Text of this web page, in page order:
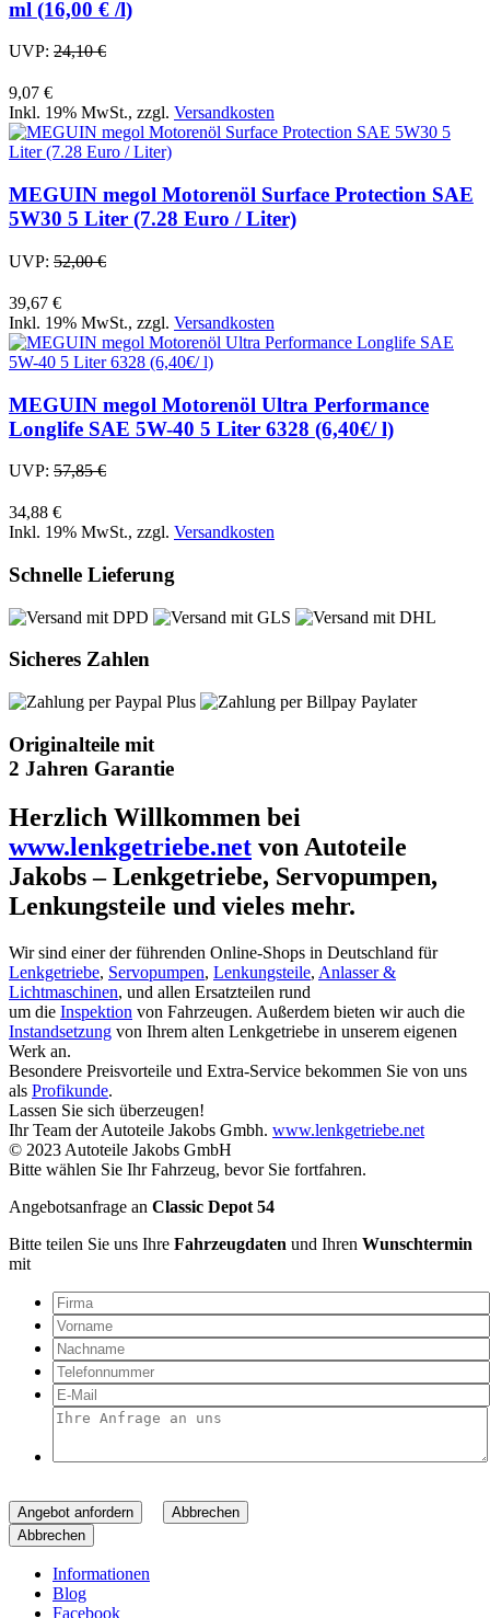
ml (16,00 € /l)
UVP: 24,10 €
9,07 €
Inkl. 19% MwSt., zzgl. Versandkosten
MEGUIN megol Motorenöl Surface Protection SAE
5W30 5 Liter (7.28 Euro / Liter)
UVP: 52,00 €
39,67 €
Inkl. 19% MwSt., zzgl. Versandkosten
MEGUIN megol Motorenöl Ultra Performance
Longlife SAE 5W-40 5 Liter 6328 (6,40€/ l)
UVP: 57,85 €
34,88 €
Inkl. 19% MwSt., zzgl. Versandkosten
Schnelle Lieferung
Sicheres Zahlen
Originalteile mit
2 Jahren Garantie
Herzlich Willkommen bei
www.lenkgetriebe.net von Autoteile
Jakobs – Lenkgetriebe, Servopumpen,
Lenkungsteile und vieles mehr.
Wir sind einer der führenden Online-Shops in Deutschland für
Lenkgetriebe, Servopumpen, Lenkungsteile, Anlasser &
Lichtmaschinen, und allen Ersatzteilen rund
um die Inspektion von Fahrzeugen. Außerdem bieten wir auch die
Instandsetzung von Ihrem alten Lenkgetriebe in unserem eigenen
Werk an.
Besondere Preisvorteile und Extra-Service bekommen Sie von uns
als Profikunde.
Lassen Sie sich überzeugen!
Ihr Team der Autoteile Jakobs Gmbh. www.lenkgetriebe.net
© 2023 Autoteile Jakobs GmbH
Bitte wählen Sie Ihr Fahrzeug, bevor Sie fortfahren.
Angebotsanfrage an Classic Depot 54
Bitte teilen Sie uns Ihre Fahrzeugdaten und Ihren Wunschtermin
mit
Angebot anfordern
Abbrechen
Abbrechen
Informationen
Blog
Facebook